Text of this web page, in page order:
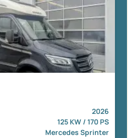
2026
125 KW / 170 PS
Mercedes Sprinter